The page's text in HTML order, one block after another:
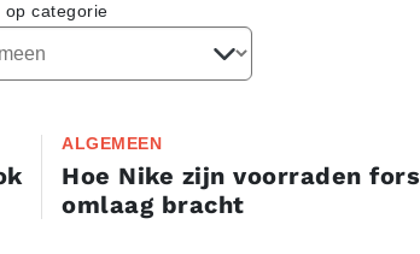
op categorie
ALGEMEEN
Hoe Nike zijn voorraden fors
omlaag bracht